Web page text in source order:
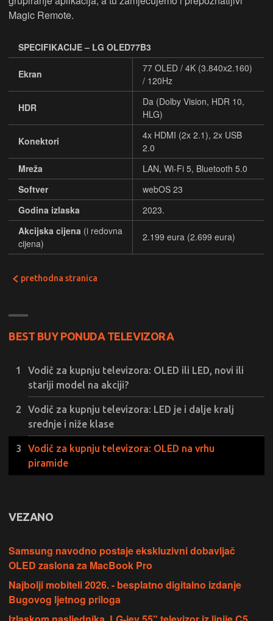
Magic Remote.
SPECIFIKACIJE – LG OLED77B3
Ekran
77 OLED / 4K (3.840x2.160)
/ 120Hz
HDR
Da (Dolby Vision, HDR 10,
HLG)
Konektori
4x HDMI (2x 2.1), 2x USB
2.0
Mreža
LAN, Wi-Fi 5, Bluetooth 5.0
Softver
webOS 23
Godina izlaska
2023.
Akcijska cijena (i redovna
cijena)
2.199 eura (2.699 eura)
prethodna stranica
BEST BUY PONUDA TELEVIZORA
Vodič za kupnju televizora: OLED ili LED, novi ili
stariji model na akciji?
Vodič za kupnju televizora: LED je i dalje kralj
srednje i niže klase
Vodič za kupnju televizora: OLED na vrhu
piramide
VEZANO
Samsung navodno postaje ekskluzivni dobavljač
OLED zaslona za MacBook Pro
Najbolji mobiteli 2026. - besplatno digitalno izdanje
Bugovog ljetnog priloga